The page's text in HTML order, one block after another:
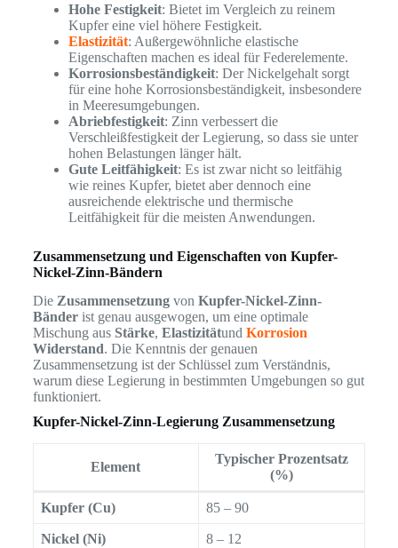
Hohe Festigkeit: Bietet im Vergleich zu reinem
Kupfer eine viel höhere Festigkeit.
Elastizität: Außergewöhnliche elastische
Eigenschaften machen es ideal für Federelemente.
Korrosionsbeständigkeit: Der Nickelgehalt sorgt
für eine hohe Korrosionsbeständigkeit, insbesondere
in Meeresumgebungen.
Abriebfestigkeit: Zinn verbessert die
Verschleißfestigkeit der Legierung, so dass sie unter
hohen Belastungen länger hält.
Gute Leitfähigkeit: Es ist zwar nicht so leitfähig
wie reines Kupfer, bietet aber dennoch eine
ausreichende elektrische und thermische
Leitfähigkeit für die meisten Anwendungen.
Zusammensetzung und Eigenschaften von Kupfer-
Nickel-Zinn-Bändern
Die Zusammensetzungvon Kupfer-Nickel-Zinn-
Bänderist genau ausgewogen, um eine optimale
Mischung aus Stärke, Elastizitätund Korrosion
Widerstand. Die Kenntnis der genauen
Zusammensetzung ist der Schlüssel zum Verständnis,
warum diese Legierung in bestimmten Umgebungen so gut
funktioniert.
Kupfer-Nickel-Zinn-Legierung Zusammensetzung
Element
Typischer Prozentsatz
(%)
Kupfer (Cu) 85 – 90
Nickel (Ni) 8 – 12